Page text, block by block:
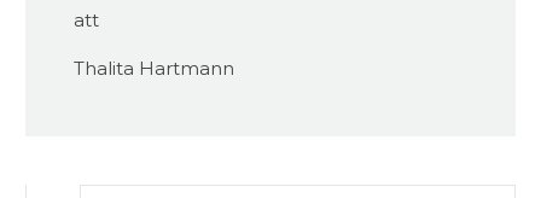
att
Thalita Hartmann